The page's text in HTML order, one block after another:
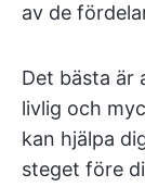
av de
Det bästa är
livlig och
kan hjälpa
steget före